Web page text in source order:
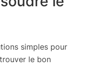
simples pour
le bon